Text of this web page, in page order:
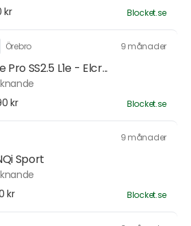
kr
Blocket.se
Örebro 9 månader
Pro SS2.5 L1e - Elcr...
kr
Blocket.se
9 månader
Sport
kr
Blocket.se